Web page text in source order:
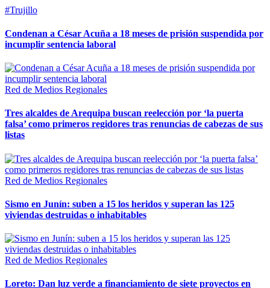
#Trujillo
Condenan a César Acuña a 18 meses de prisión suspendida por
incumplir sentencia laboral
Red de Medios Regionales
Tres alcaldes de Arequipa buscan reelección por ‘la puerta
falsa’ como primeros regidores tras renuncias de cabezas de sus
listas
Red de Medios Regionales
Sismo en Junín: suben a 15 los heridos y superan las 125
viviendas destruidas o inhabitables
Red de Medios Regionales
Loreto: Dan luz verde a financiamiento de siete proyectos en